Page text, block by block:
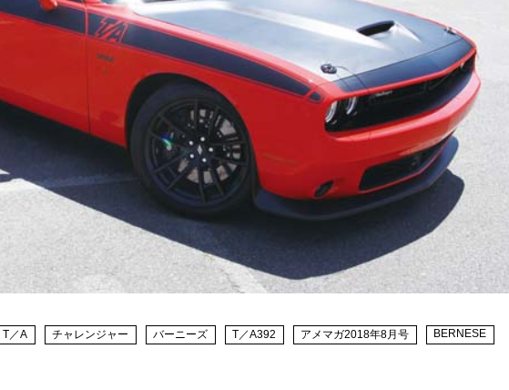
T／A チャレンジャー バーニーズ T／A392 アメマガ2018年8月号 BERNESE